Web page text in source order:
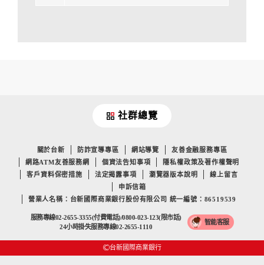
社群總覽
關於台新 防詐宣導專區 網站導覽
友善金融服務專區
網路ATM友善服務網
個資法告知事項
隱私權政策及著作權聲明
客戶資料保密措施
法定揭露事項 瀏覽器版本說明
線上留言
申訴信箱
營業人名稱：台新國際商業銀行股份有限公司 統一編號：86519539
服務專線02-2655-3355(付費電話)/0800-023-123(限市話)
24小時掛失服務專線02-2655-1110
智能客服
台新國際商業銀行